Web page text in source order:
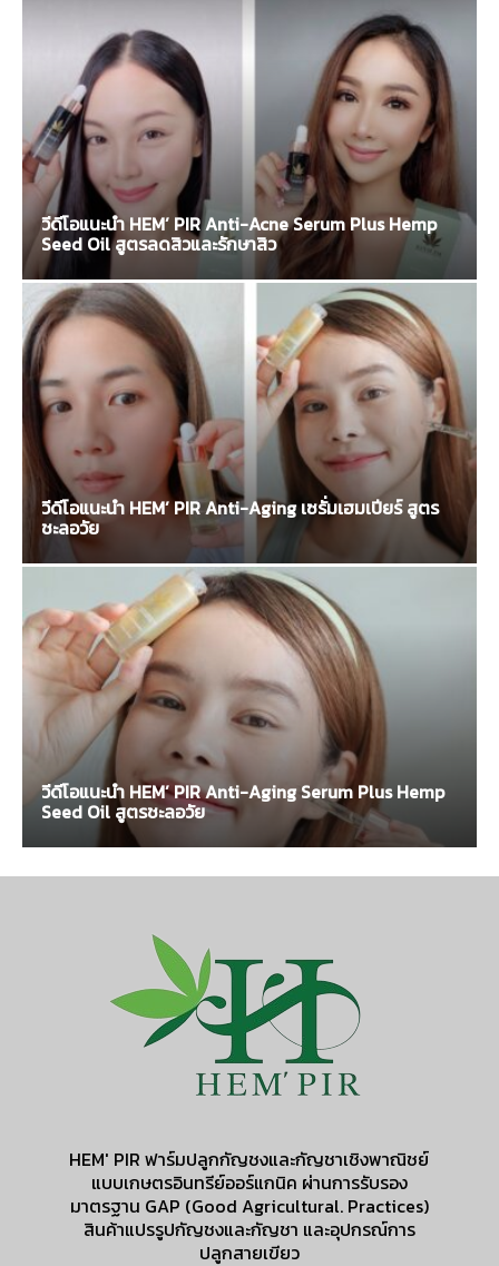
วีดีโอแนะนำ HEM’ PIR Anti-Acne Serum Plus Hemp
Seed Oil สูตรลดสิวและรักษาสิว
วีดีโอแนะนำ HEM’ PIR Anti-Aging เซรั่มเฮมเปียร์ สูตร
ชะลอวัย
วีดีโอแนะนำ HEM’ PIR Anti-Aging Serum Plus Hemp
Seed Oil สูตรชะลอวัย
HEM' PIR ฟาร์มปลูกกัญชงและกัญชาเชิงพาณิชย์
แบบเกษตรอินทรีย์ออร์แกนิค ผ่านการรับรอง
มาตรฐาน GAP (Good Agricultural. Practices)
สินค้าแปรรูปกัญชงและกัญชา และอุปกรณ์การ
ปลูกสายเขียว